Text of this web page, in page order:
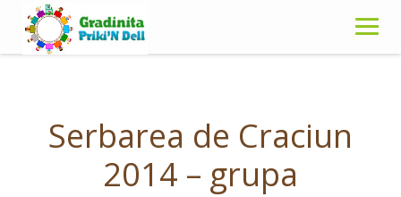
content
Serbarea de Craciun
2014 – grupa